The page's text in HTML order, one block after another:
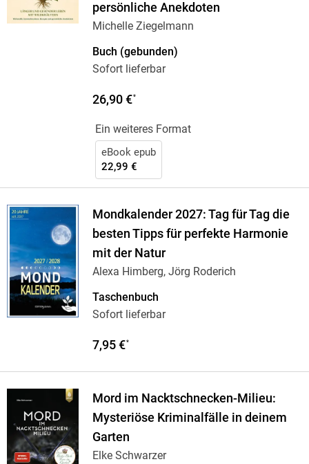
persönliche Anekdoten
Michelle Ziegelmann
Buch (gebunden)
Sofort lieferbar
26,90 €*
Ein weiteres Format
eBook epub
22,99 €
Mondkalender 2027: Tag für Tag die
besten Tipps für perfekte Harmonie
mit der Natur
Alexa Himberg, Jörg Roderich
Taschenbuch
Sofort lieferbar
7,95 €*
Mord im Nacktschnecken-Milieu:
Mysteriöse Kriminalfälle in deinem
Garten
Elke Schwarzer